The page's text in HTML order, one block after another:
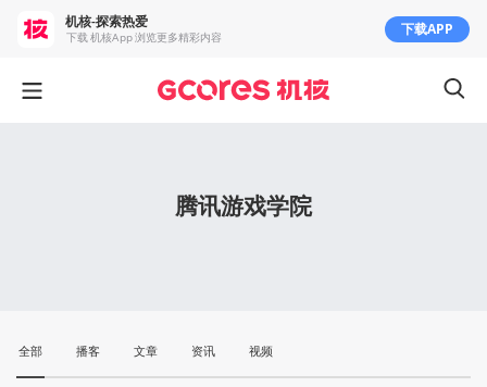
腾讯游戏学院
全部 播客 文章 资讯 视频
机核-探索热爱
下载 机核App 浏览更多精彩内容 下载APP